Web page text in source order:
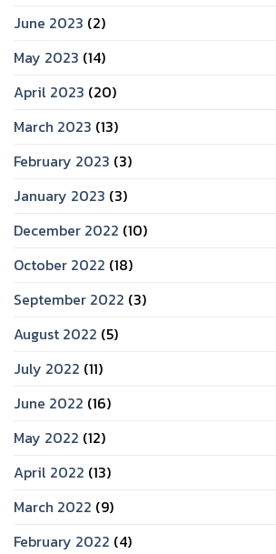
June 2023 (2)
May 2023 (14)
April 2023 (20)
March 2023 (13)
February 2023 (3)
January 2023 (3)
December 2022 (10)
October 2022 (18)
September 2022 (3)
August 2022 (5)
July 2022 (11)
June 2022 (16)
May 2022 (12)
April 2022 (13)
March 2022 (9)
February 2022 (4)